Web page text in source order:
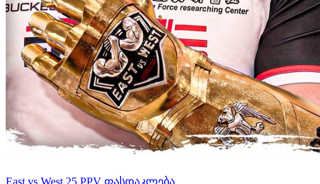
East vs West 25 PPV ფასდაკლება